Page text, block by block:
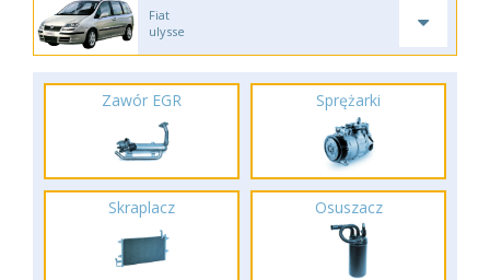
Fiat
ulysse
Zawór EGR Sprężarki
Skraplacz Osuszacz